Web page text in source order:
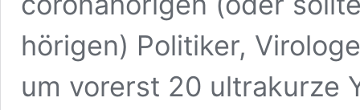
hörigen) Politiker,
um vorerst 20 ultrakurze